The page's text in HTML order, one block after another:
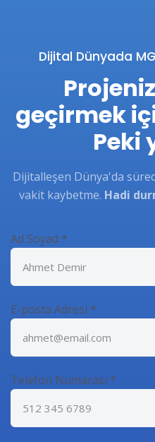
Dijital Dünyada
geçirmek
Peki
Dijitalleşen Dünya'da
vakit kaybetme. Hadi
Ad Soyad *
E-posta Adresi *
Telefon Numarası *